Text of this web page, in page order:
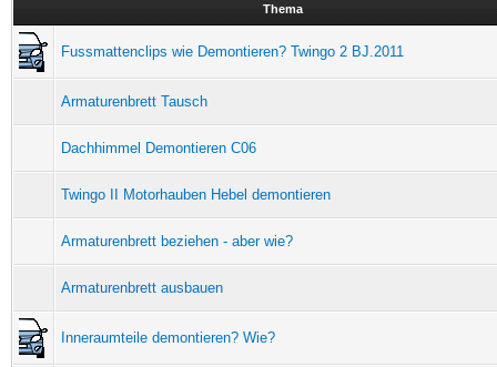
Thema
Fussmattenclips wie Demontieren? Twingo 2 BJ.2011
Armaturenbrett Tausch
Dachhimmel Demontieren C06
Twingo II Motorhauben Hebel demontieren
Armaturenbrett beziehen - aber wie?
Armaturenbrett ausbauen
Inneraumteile demontieren? Wie?